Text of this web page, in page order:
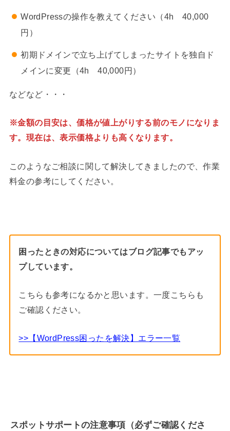
WordPressの操作を教えてください（4h 40,000
円）
初期ドメインで立ち上げてしまったサイトを独自ド
メインに変更（4h 40,000円）
などなど・・・
※金額の目安は、価格が値上がりする前のモノになりま
す。現在は、表示価格よりも高くなります。
このようなご相談に関して解決してきましたので、作業
料金の参考にしてください。
困ったときの対応についてはブログ記事でもアッ
プしています。
こちらも参考になるかと思います。一度こちらも
ご確認ください。
>>【WordPress困ったを解決】エラー一覧
スポットサポートの注意事項（必ずご確認くださ